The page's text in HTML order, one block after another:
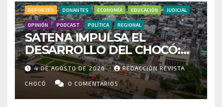
DEPORTES DONANTES ECONOMÍA EDUCACIÓN JUDICIAL
OPINIÓN PODCAST POLÍTICA REGIONAL
SATENA IMPULSA EL
DESARROLLO DEL CHOCÓ:
MÁS DE 35 MIL PASAJEROS
MOVILIZADOS Y NUEVAS
RUTAS FORTALECEN LA
CONECTIVIDAD
4 DE AGOSTO DE 2026 REDACCIÓN REVISTA
CHOCÓ 0 COMENTARIOS